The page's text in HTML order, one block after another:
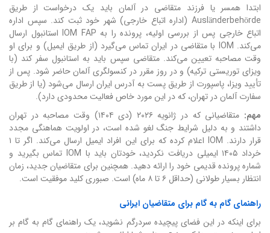
ابتدا همسر یا فرزند متقاضی در آلمان باید یک درخواست از طریق
Ausländerbehörde (اداره اتباع خارجی) شهر خود ثبت کند. سپس اداره
اتباع خارجی پس از بررسی اولیه، پرونده را به IOM FAP استانبول ارسال
می‌کند. IOM با متقاضی در ایران تماس می‌گیرد (از طریق ایمیل) و برای او
وقت مصاحبه تعیین می‌کند. متقاضی سپس باید به استانبول سفر کند (با
ویزای توریستی ترکیه) و در روز مقرر در کنسولگری آلمان حاضر شود. پس از
تأیید ویزا، پاسپورت از طریق پست به آدرس ایران ارسال می‌شود (یا از طریق
سفارت آلمان در تهران، که در این مورد خاص فعالیت محدودی دارد).
مهم:
متقاضیانی که در ژانویه ۲۰۲۶ (دی ۱۴۰۴) وقت مصاحبه در تهران
داشتند و به دلیل شرایط جنگ لغو شده است، در اولویت هماهنگی مجدد
قرار دارند. IOM اعلام کرده که برای این افراد ایمیل ارسال می‌کند. اگر تا ۱
خرداد ۱۴۰۵ ایمیلی دریافت نکردید، خودتان باید با IOM تماس بگیرید و
شماره پرونده قدیمی خود را ارائه دهید. همچنین برای متقاضیان جدید، زمان
انتظار بسیار طولانی (حداقل ۶ تا ۸ ماه) است. صبوری کلید موفقیت است.
راهنمای گام به گام برای متقاضیان ایرانی
برای اینکه در این فضای پیچیده سردرگم نشوید، یک راهنمای گام به گام بر